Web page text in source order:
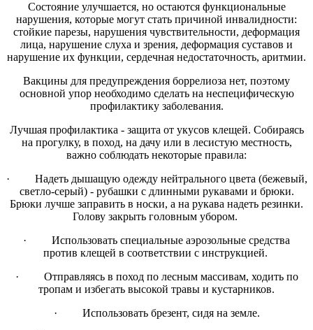
Состояние улучшается, но остаются функциональные
нарушения, которые могут стать причиной инвалидности:
стойкие парезы, нарушения чувствительности, деформация
лица, нарушение слуха и зрения, деформация суставов и
нарушение их функции, сердечная недостаточность, аритмии.
Вакцины для предупреждения боррелиоза нет, поэтому
основной упор необходимо сделать на неспецифическую
профилактику заболевания.
Лучшая профилактика - защита от укусов клещей. Собираясь
на прогулку, в поход, на дачу или в лесистую местность,
важно соблюдать некоторые правила:
· Надеть дышащую одежду нейтрального цвета (бежевый,
светло-серый) - рубашки с длинными рукавами и брюки.
Брюки лучше заправить в носки, а на рукава надеть резинки.
Голову закрыть головным убором.
· Использовать специальные аэрозольные средства
против клещей в соответствии с инструкцией.
· Отправляясь в поход по лесным массивам, ходить по
тропам и избегать высокой травы и кустарников.
· Использовать брезент, сидя на земле.